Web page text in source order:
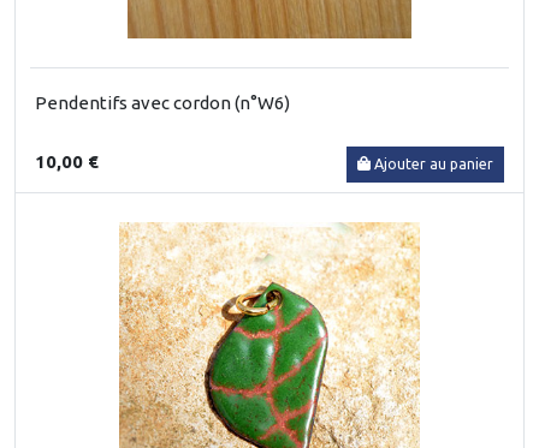
Pendentifs avec cordon (n°W6)
10,00 € Ajouter au panier